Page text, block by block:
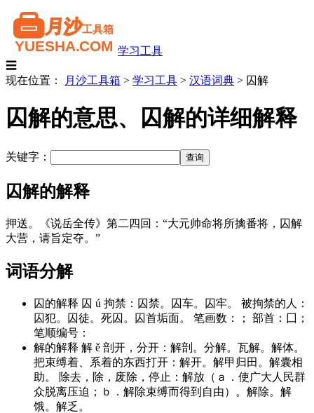
学习工具
☰
现在位置：
月沙工具箱 > 学习工具 > 汉语词典 > 囚解
囚解的意思、囚解的详细解释
关键字：
囚解的解释
押送。《说岳全传》第二四回：“大元帅命将所擒番将，囚解
大营，请旨定夺。”
词语分解
囚的解释 囚 ú 拘禁：囚禁。囚车。囚牢。 被拘禁的人：
囚犯。囚徒。死囚。囚首垢面。 笔画数：； 部首：囗；
笔顺编号：
解的解释 解 ě 剖开，分开：解剖。分解。瓦解。解体。
把束缚着、系着的东西打开：解开。解甲归田。解囊相
助。 除去，除，废除，停止：解放（ａ．使广大人民群
众脱离压迫；ｂ．解除束缚而得到自由）。解除。解
饿。解乏。